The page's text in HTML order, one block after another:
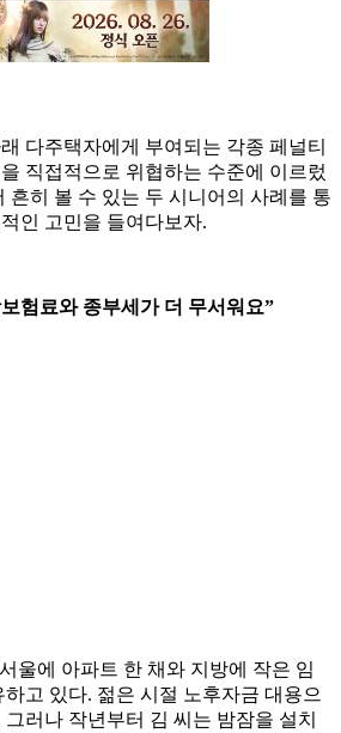
다주택자에게 부여되는 각종 페널티
직접적으로 위협하는 수준에 이르렀
흔히 볼 수 있는 두 시니어의 사례를 통
인 고민을 들여다보자.
험료와 종부세가 더 무서워요”
울에 아파트 한 채와 지방에 작은 임
고 있다. 젊은 시절 노후자금 대용으
러나 작년부터 김 씨는 밤잠을 설치